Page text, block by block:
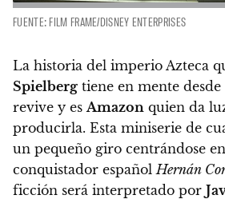
FUENTE: FILM FRAME/DISNEY ENTERPRISES
La historia del imperio Azteca
Spielberg tiene en mente
revive y es Amazon quien da
producirla. Esta miniserie de
un pequeño giro centrándose
conquistador español Hernán
ficción será interpretado por